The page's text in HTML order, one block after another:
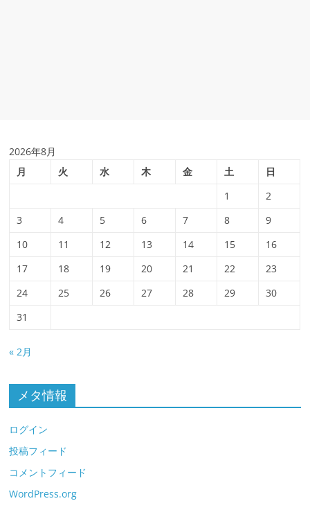
2026年8月
月
火 水 木 金 土
日
1
2
3
4 5 6 7 8
9
10
11 12 13 14 15
16
17
18 19 20 21 22
23
24
25 26 27 28 29
30
31
« 2月
メタ情報
ログイン
投稿フィード
コメントフィード
WordPress.org